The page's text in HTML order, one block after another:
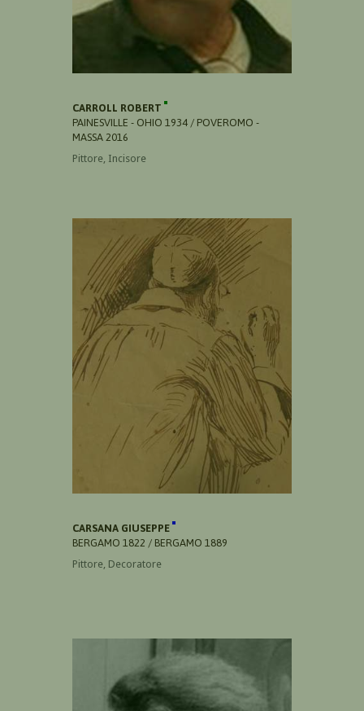
CARROLL ROBERT
PAINESVILLE - OHIO 1934 / POVEROMO -
MASSA 2016
Pittore, Incisore
CARSANA GIUSEPPE
BERGAMO 1822 / BERGAMO 1889
Pittore, Decoratore